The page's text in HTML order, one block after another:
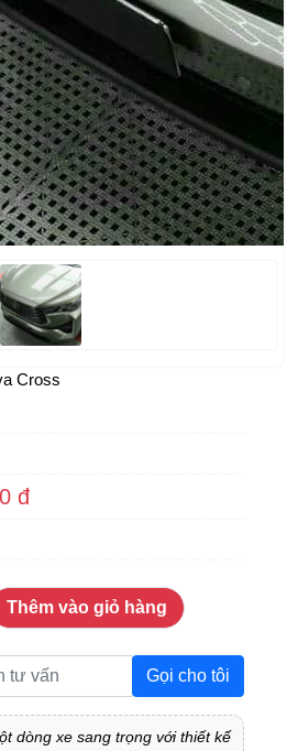
Cross
đ
Thêm vào giỏ hàng
Gọi cho tôi
dòng xe sang trọng với thiết kế